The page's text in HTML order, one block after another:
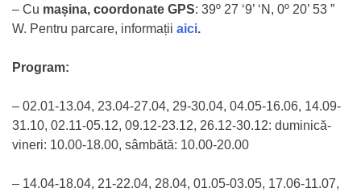
– Cu mașina, coordonate GPS: 39º 27 ‘9’ ‘N, 0º 20’ 53 ”
W. Pentru parcare, informații aici.
Program:
– 02.01-13.04, 23.04-27.04, 29-30.04, 04.05-16.06, 14.09-
31.10, 02.11-05.12, 09.12-23.12, 26.12-30.12: duminică-
vineri: 10.00-18.00, sâmbătă: 10.00-20.00
– 14.04-18.04, 21-22.04, 28.04, 01.05-03.05, 17.06-11.07,